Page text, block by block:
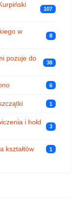
107
w
8
pozuje do
38
6
1
i hołd
3
kształtów 1